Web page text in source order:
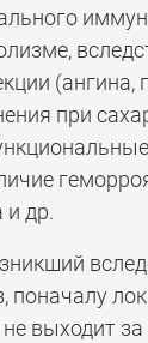
(ангина,
при
и др.
поначалу
выходит